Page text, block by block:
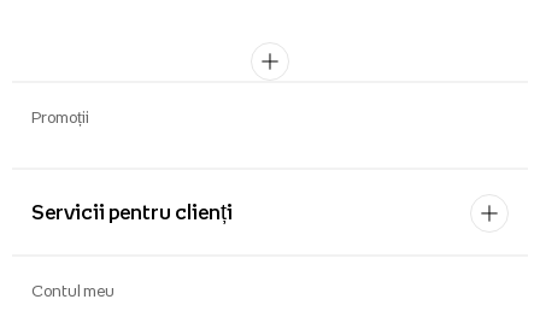
Promoții
Servicii pentru clienți
Contul meu